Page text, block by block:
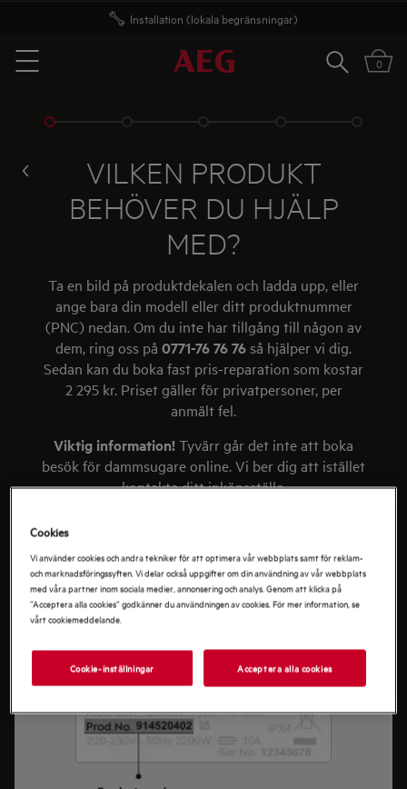
Fri frakt över 1000 kr*
Menu
Sök 0
VILKEN PRODUKT
BEHÖVER DU HJÄLP
MED?
Ta en bild på produktdekalen och ladda upp, eller
ange bara din modell eller ditt produktnummer
(PNC) nedan. Om du inte har tillgång till någon av
dem, ring oss på 0771-76 76 76så hjälper vi dig.
Sedan kan du boka fast pris-reparation som kostar
2 295 kr. Priset gäller för privatpersoner, per
anmält fel.
Viktig information!Tyvärr går det inte att boka
besök för dammsugare online. Vi ber dig att istället
kontakta ditt inköpsställe.
Vilket är ditt produktnummer?
Cookies
Vi använder cookies och andra tekniker för att optimera vår webbplats samt för reklam-
och marknadsföringssyften. Vi delar också uppgifter om din användning av vår webbplats
med våra partner inom sociala medier, annonsering och analys. Genom att klicka på
”Acceptera alla cookies” godkänner du användningen av cookies. För mer information, se
vårt cookiemeddelande.
Cookie-inställningar Acceptera alla cookies